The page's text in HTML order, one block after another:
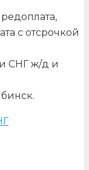
с отсрочкой
СНГ ж/д и